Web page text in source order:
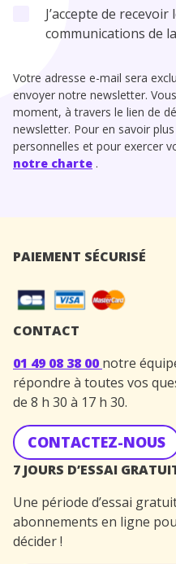
J’accepte de
communications de
Votre adresse e-mail sera
envoyer notre newsletter.
moment, à travers le lien de
newsletter. Pour en savoir
personnelles et pour exercer
notre charte .
PAIEMENT SÉCURISÉ
CONTACT
01 49 08 38 00 notre
répondre à toutes vos
de 8 h 30 à 17 h 30.
CONTACTEZ-NOUS
7 JOURS D’ESSAI
Une période d’essai
abonnements en ligne
décider !